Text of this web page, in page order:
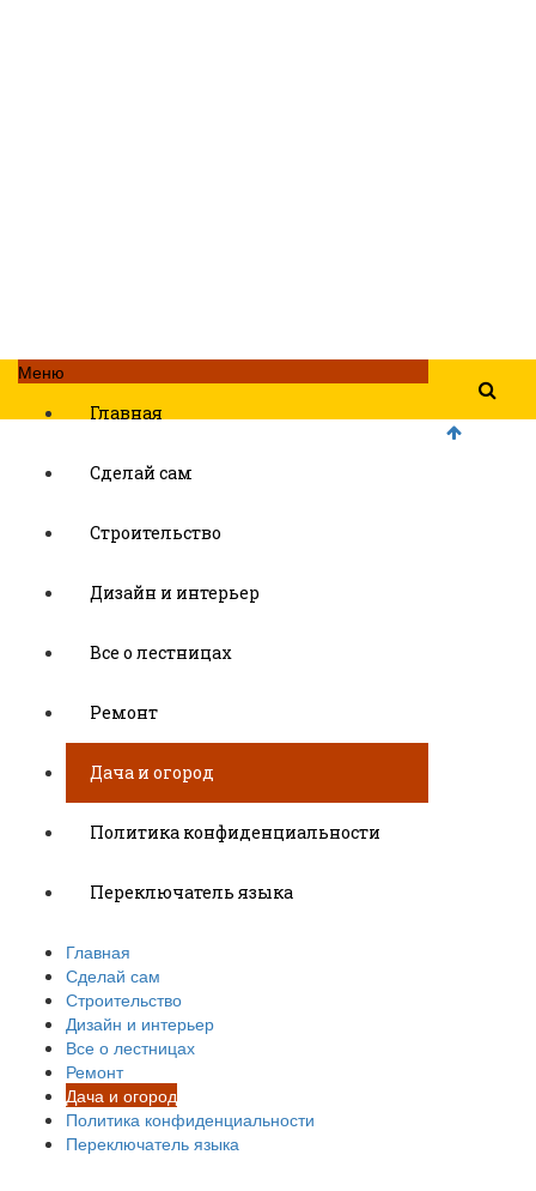
Меню
Главная
Сделай сам
Строительство
Дизайн и интерьер
Все о лестницах
Ремонт
Дача и огород
Политика конфиденциальности
Переключатель языка
Главная
Сделай сам
Строительство
Дизайн и интерьер
Все о лестницах
Ремонт
Дача и огород
Политика конфиденциальности
Переключатель языка